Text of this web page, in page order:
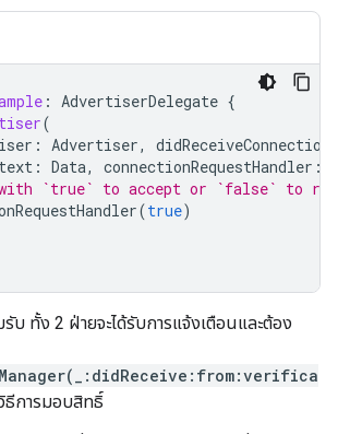
: AdvertiserDelegate {
(
: Advertiser,
: Data, connectionRequestHandler :
`true` to accept or `false` to
(true)
บ ทั้ง 2 ฝ่ายจะได้รับการแจ้งเตือนและต้อง
ธีการมอบสิทธิ์